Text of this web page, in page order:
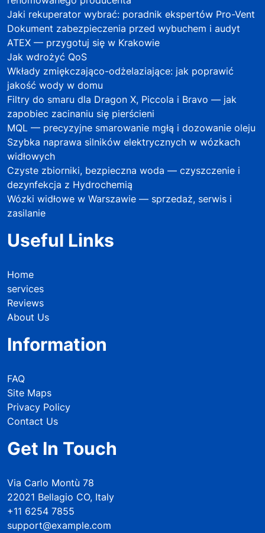
Jaki rekuperator wybrać: poradnik ekspertów Pro-Vent
Dokument zabezpieczenia przed wybuchem i audyt
ATEX — przygotuj się w Krakowie
Jak wdrożyć QoS
Wkłady zmiękczająco-odżelaziające: jak poprawić
jakość wody w domu
Filtry do smaru dla Dragon X, Piccola i Bravo — jak
zapobiec zacinaniu się pierścieni
MQL — precyzyjne smarowanie mgłą i dozowanie oleju
Szybka naprawa silników elektrycznych w wózkach
widłowych
Czyste zbiorniki, bezpieczna woda — czyszczenie i
dezynfekcja z Hydrochemią
Wózki widłowe w Warszawie — sprzedaż, serwis i
zasilanie
Useful Links
Home
services
Reviews
About Us
Information
FAQ
Site Maps
Privacy Policy
Contact Us
Get In Touch
Via Carlo Montù 78
22021 Bellagio CO, Italy
+11 6254 7855
support@example.com